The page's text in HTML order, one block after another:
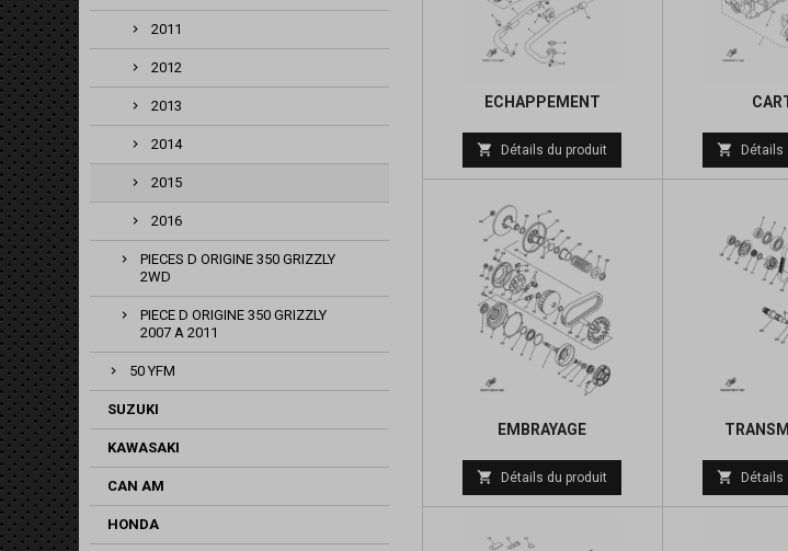
2011
2012
2013
2014
2015
2016
PIECES D ORIGINE 350 GRIZZLY
2WD
PIECE D ORIGINE 350 GRIZZLY
2007 A 2011
50 YFM
SUZUKI
KAWASAKI
CAN AM
HONDA
ECHAPPEMENT
Prix
de
 Détails du produit  Détails
EMBRAYAGE
Prix
de
 Détails du produit  Détails